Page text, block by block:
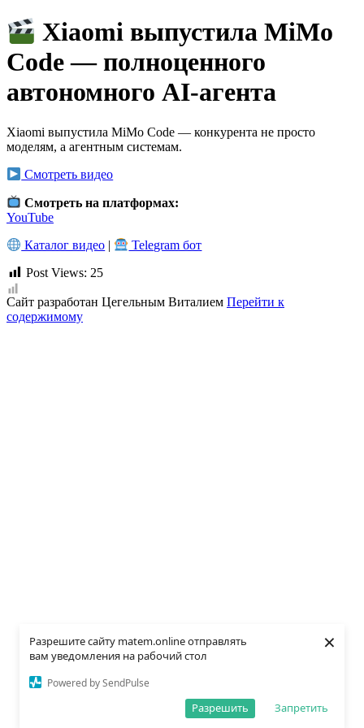
Разрешите сайту matem.online отправлять
вам уведомления на рабочий стол
Powered by SendPulse
Запретить
Разрешить
×
Перейти
к
содержимому
Xiaomi выпустила MiMo
Code — полноценного
автономного AI-агента
Xiaomi выпустила MiMo Code — конкурента не просто
моделям, а агентным системам.
Смотреть видео
Смотреть на платформах:
YouTube
Каталог видео |
Telegram бот
Post Views: 25
Живые вебинары по математике. По вторникам и
четвергам в 15:00 МСК
Хочу
Сайт разработан Цегельным Виталием Перейти к
содержимому